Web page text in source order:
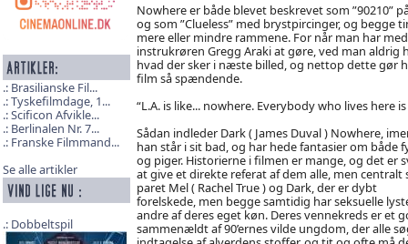
Brasilianske Fil...
Tyskefilmdage, 1...
Scificon Afvikle...
Berlinalen Nr. 7...
Franske Filmmand...
Se alle artikler
Dobbeltspil
Nowhere er både blevet beskrevet som ”90210”
og som ”Clueless” med brystpircinger, og begge
mere eller mindre rammene. For når man har med
instrukrøren Gregg Araki at gøre, ved man aldrig
hvad der sker i næste billed, og nettop dette gør
film så spændende.
“L.A. is like... nowhere. Everybody who lives here is
Sådan indleder Dark ( James Duval ) Nowhere,
han står i sit bad, og har hede fantasier om både
og piger. Historierne i filmen er mange, og det er
at give et direkte referat af dem alle, men centralt
paret Mel ( Rachel True ) og Dark, der er dybt
forelskede, men begge samtidig har seksuelle
andre af deres eget køn. Deres vennekreds er et
sammenældt af 90’ernes vilde ungdom, der alle